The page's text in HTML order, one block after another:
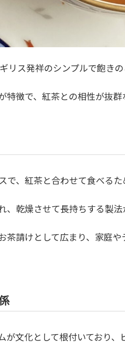
リス発祥のシンプルで飽きの
徴で、紅茶との相性が抜群
で、紅茶と合わせて食べるた
乾燥させて長持ちする製法
茶請けとして広まり、家庭
文化として根付いており、